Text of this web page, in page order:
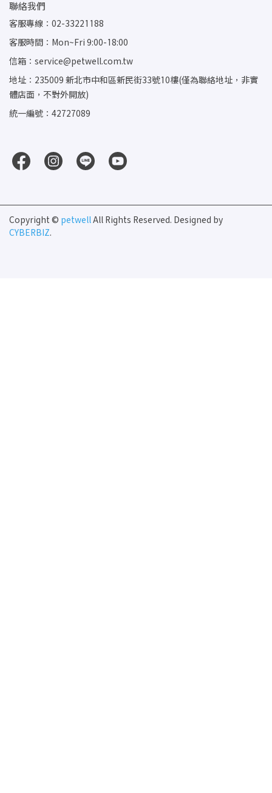
聯絡我們
客服專線：02-33221188
客服時間：Mon~Fri 9:00-18:00
信箱：service@petwell.com.tw
地址：235009 新北市中和區新民街33號10樓(僅為聯絡地址，非實
體店面，不對外開放)
統一編號：42727089
Copyright © petwellAll Rights Reserved. Designed by
CYBERBIZ.